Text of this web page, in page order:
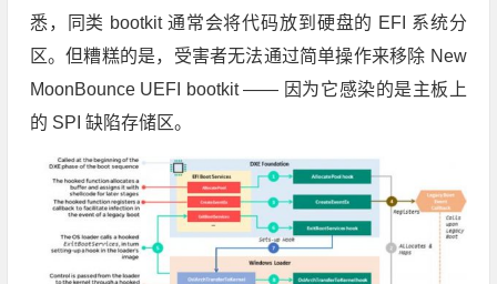
悉，同类 bootkit 通常会将代码放到硬盘的 EFI 系统分
区。但糟糕的是，受害者无法通过简单操作来移除 New
MoonBounce UEFI bootkit —— 因为它感染的是主板上
的 SPI 缺陷存储区。